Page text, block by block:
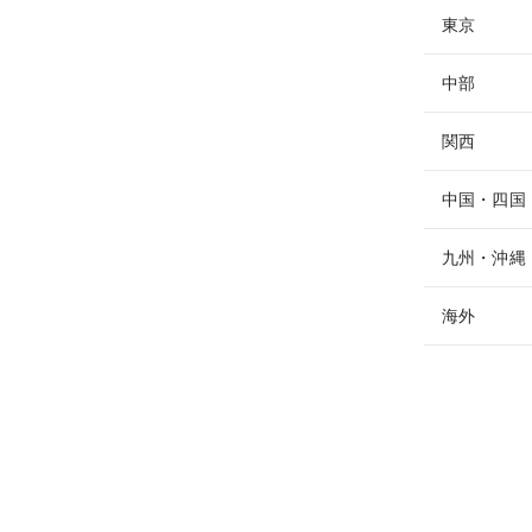
東京
中部
関西
中国・四国
九州・沖縄
海外